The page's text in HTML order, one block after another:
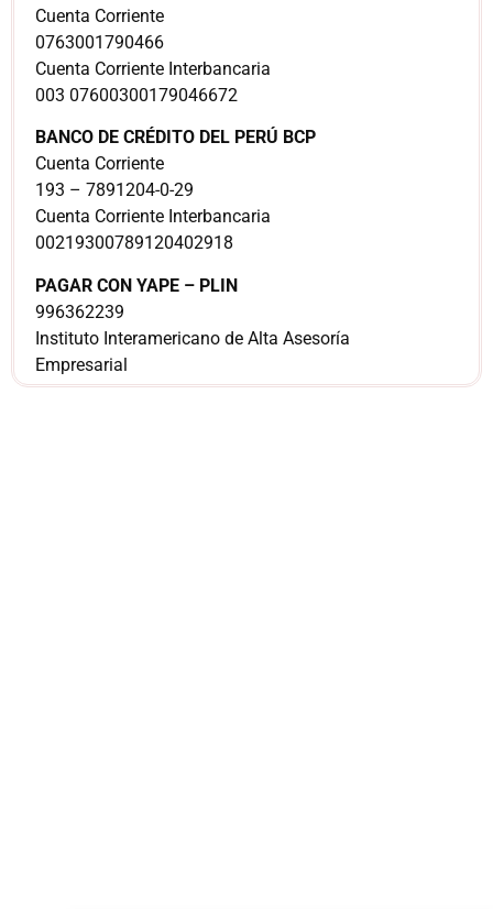
Cuenta Corriente
0763001790466
Cuenta Corriente Interbancaria
003 07600300179046672
BANCO DE CRÉDITO DEL PERÚ BCP
Cuenta Corriente
193 – 7891204-0-29
Cuenta Corriente Interbancaria
00219300789120402918
PAGAR CON YAPE – PLIN
996362239
Instituto Interamericano de Alta Asesoría
Empresarial